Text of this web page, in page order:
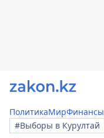
ПолитикаМирФинансы
#Выборы в Курултай